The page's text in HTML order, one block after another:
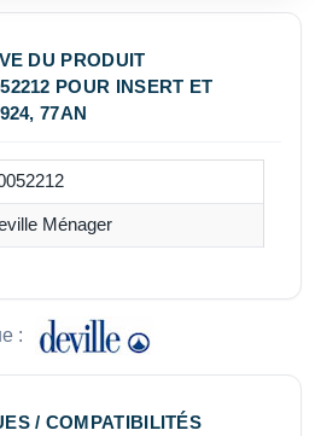
DU PRODUIT
POUR INSERT ET
77AN
Ménager
:
/ COMPATIBILITÉS